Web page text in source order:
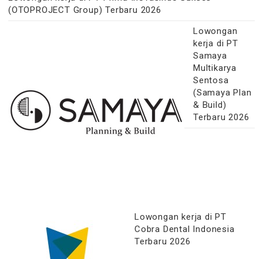
(OTOPROJECT Group) Terbaru 2026
Lowongan
kerja di PT
Samaya
Multikarya
Sentosa
(Samaya Plan
& Build)
Terbaru 2026
Lowongan kerja di PT
Cobra Dental Indonesia
Terbaru 2026